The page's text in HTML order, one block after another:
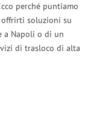
perché puntiamo
offrirti soluzioni su
a Napoli o di un
di trasloco di alta